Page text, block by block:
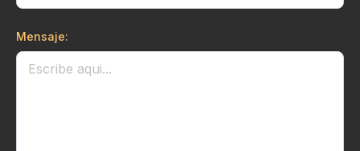
Mensaje: